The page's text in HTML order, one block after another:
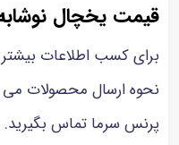
قیمت یخچال
برای کسب اطلاعات
نحوه ارسال محصولات می
پرنس سرما تماس